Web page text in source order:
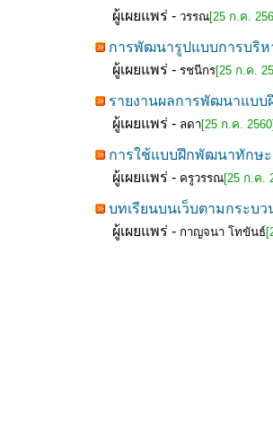
ผู้เผยแพร่ - วรรณ[25 ก.ค.
การพัฒนารูปแบบการบริห
ผู้เผยแพร่ - รชนีกร[25 ก.ค.
รายงานผลการพัฒนาแบ
ผู้เผยแพร่ - ลดา[25 ก.ค. 2560]
การใช้แบบฝึกพัฒนาทักษ
ผู้เผยแพร่ - ครูวรรณ[25 ก.ค.
บทเรียนบนเว็บตามกระบ
ผู้เผยแพร่ - กาญจนา โทขันธ์